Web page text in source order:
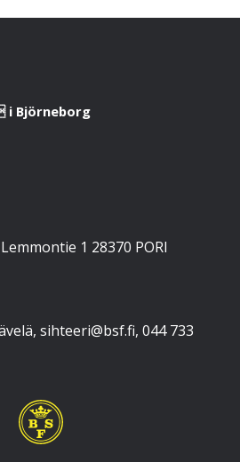
i Björneborg
1 28370 PORI
sihteeri@bsf.fi, 044 733